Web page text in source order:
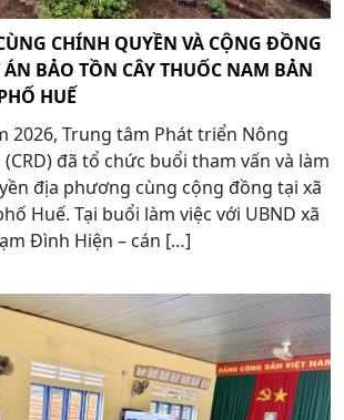
CHÍNH QUYỀN VÀ CỘNG ĐỒNG
BẢO TỒN CÂY THUỐC NAM BẢN
HUẾ
2026, Trung tâm Phát triển Nông
đã tổ chức buổi tham vấn và làm
địa phương cùng cộng đồng tại xã
Huế. Tại buổi làm việc với UBND xã
Đình Hiện – cán […]